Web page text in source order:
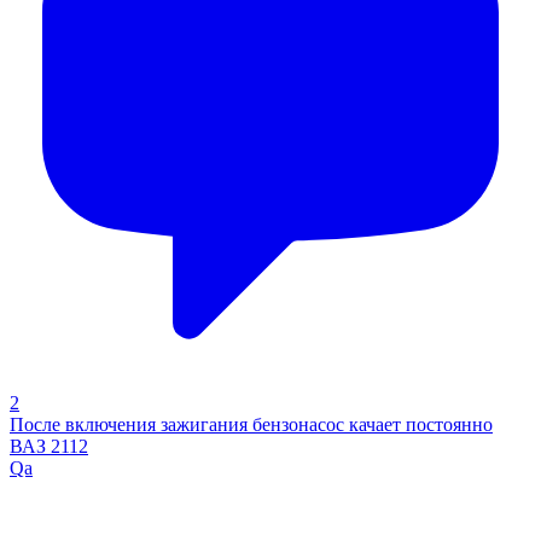
2
После включения зажигания бензонасос качает постоянно
ВАЗ 2112
Qa